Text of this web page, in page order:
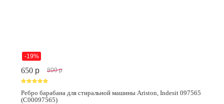
-19%
650 p 800 p
Ребро барабана для стиральной машины Ariston, Indesit 097565
(C00097565)